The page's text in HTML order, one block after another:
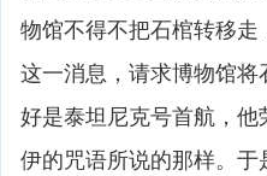
物馆不得不把石棺转移
这一消息，请求博物馆
好是泰坦尼克号首航，
伊的咒语所说的那样。